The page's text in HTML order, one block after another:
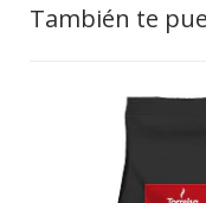
También te